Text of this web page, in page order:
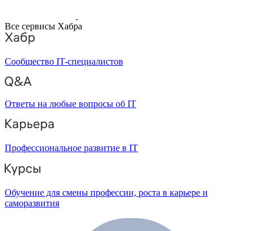
Все сервисы Хабра
Сообщество IT-специалистов
Ответы на любые вопросы об IT
Профессиональное развитие в IT
Обучение для смены профессии, роста в карьере и
саморазвития